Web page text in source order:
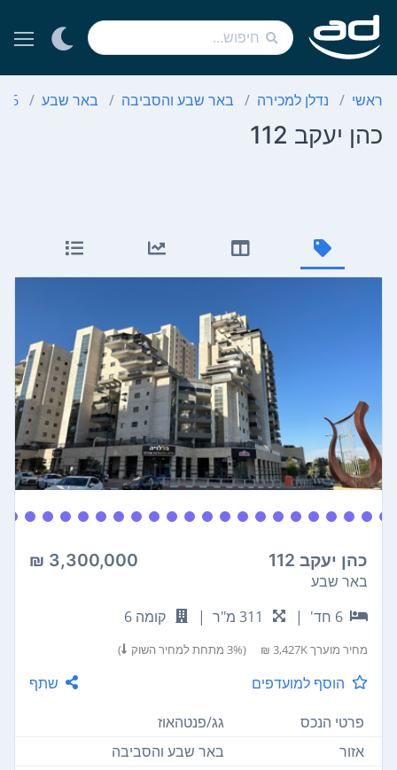
ראשי נדלן למכירה באר שבע והסביבה באר שבע 6 חדרים
כהן יעקב 112
כהן יעקב 112 3,300,000 ₪
באר שבע
6 חד'
| 311 מ"ר | קומה 6
מחיר מוערך3,427K ₪ (3% מתחת למחיר השוק )
הוסף למועדפים
שתף
פרטי הנכס
גג/פנטהאוז
אזור
באר שבע והסביבה